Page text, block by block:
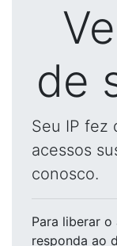
de
Seu IP fez
acessos
conosco.
Para liberar o
responda ao